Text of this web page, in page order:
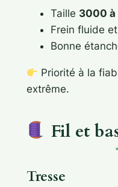
Taille 3000
Frein fluide
Bonne
Priorité à la
extrême.
Fil et
Tresse